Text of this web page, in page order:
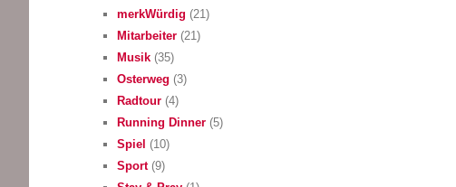
merkWürdig (21)
Mitarbeiter (21)
Musik (35)
Osterweg (3)
Radtour (4)
Running Dinner (5)
Spiel (10)
Sport(9)